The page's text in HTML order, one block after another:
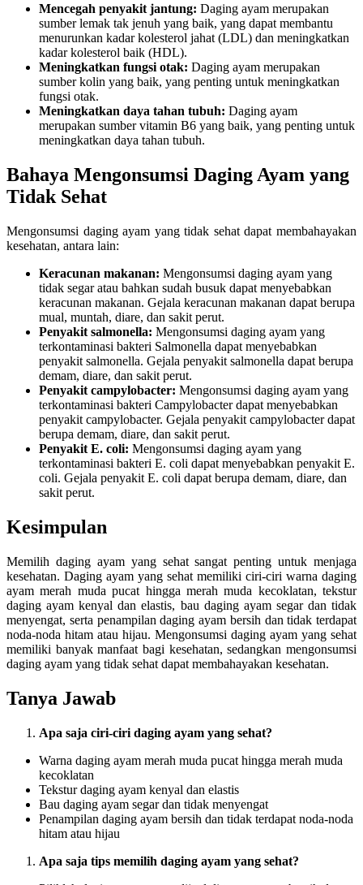
Mencegah penyakit jantung: Daging ayam merupakan
sumber lemak tak jenuh yang baik, yang dapat membantu
menurunkan kadar kolesterol jahat (LDL) dan meningkatkan
kadar kolesterol baik (HDL).
Meningkatkan fungsi otak: Daging ayam merupakan
sumber kolin yang baik, yang penting untuk meningkatkan
fungsi otak.
Meningkatkan daya tahan tubuh: Daging ayam
merupakan sumber vitamin B6 yang baik, yang penting untuk
meningkatkan daya tahan tubuh.
Bahaya Mengonsumsi Daging Ayam yang
Tidak Sehat
Mengonsumsi daging ayam yang tidak sehat dapat membahayakan
kesehatan, antara lain:
Keracunan makanan: Mengonsumsi daging ayam yang
tidak segar atau bahkan sudah busuk dapat menyebabkan
keracunan makanan. Gejala keracunan makanan dapat berupa
mual, muntah, diare, dan sakit perut.
Penyakit salmonella: Mengonsumsi daging ayam yang
terkontaminasi bakteri Salmonella dapat menyebabkan
penyakit salmonella. Gejala penyakit salmonella dapat berupa
demam, diare, dan sakit perut.
Penyakit campylobacter: Mengonsumsi daging ayam yang
terkontaminasi bakteri Campylobacter dapat menyebabkan
penyakit campylobacter. Gejala penyakit campylobacter dapat
berupa demam, diare, dan sakit perut.
Penyakit E. coli: Mengonsumsi daging ayam yang
terkontaminasi bakteri E. coli dapat menyebabkan penyakit E.
coli. Gejala penyakit E. coli dapat berupa demam, diare, dan
sakit perut.
Kesimpulan
Memilih daging ayam yang sehat sangat penting untuk menjaga
kesehatan. Daging ayam yang sehat memiliki ciri-ciri warna daging
ayam merah muda pucat hingga merah muda kecoklatan, tekstur
daging ayam kenyal dan elastis, bau daging ayam segar dan tidak
menyengat, serta penampilan daging ayam bersih dan tidak terdapat
noda-noda hitam atau hijau. Mengonsumsi daging ayam yang sehat
memiliki banyak manfaat bagi kesehatan, sedangkan mengonsumsi
daging ayam yang tidak sehat dapat membahayakan kesehatan.
Tanya Jawab
Apa saja ciri-ciri daging ayam yang sehat?
Warna daging ayam merah muda pucat hingga merah muda
kecoklatan
Tekstur daging ayam kenyal dan elastis
Bau daging ayam segar dan tidak menyengat
Penampilan daging ayam bersih dan tidak terdapat noda-noda
hitam atau hijau
Apa saja tips memilih daging ayam yang sehat?